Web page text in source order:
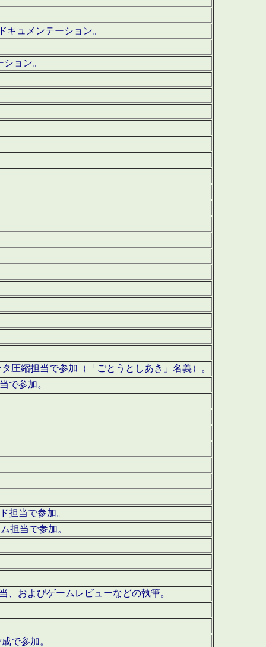
キュメンテーション。
ョン。
圧縮担当で参加（「ごとうとしあき」名義）。
で参加。
担当で参加。
担当で参加。
、およびゲームレビューなどの執筆。
で参加。